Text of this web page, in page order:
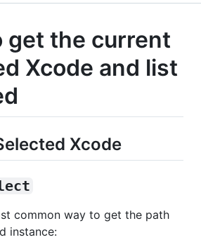
get the current
Xcode and list
Xcode
common way to get the path
instance: